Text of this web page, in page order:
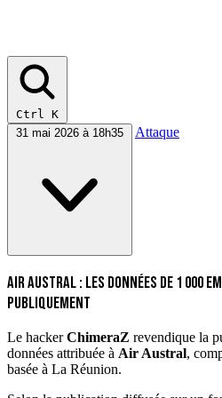
Ctrl K
31 mai 2026 à 18h35
Attaque
Air Austral : les données de 1 000
publiquement
Le hackerChimeraZ revendique la
données attribuée à Air Austral,
basée à La Réunion.